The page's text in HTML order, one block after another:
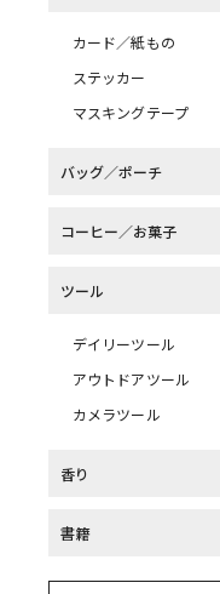
カード／紙もの
ステッカー
マスキングテープ
バッグ／ポーチ
コーヒー／お菓子
ツール
デイリーツール
アウトドアツール
カメラツール
香り
書籍